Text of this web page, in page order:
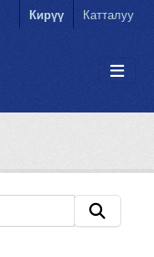
Кирүү Катталуу